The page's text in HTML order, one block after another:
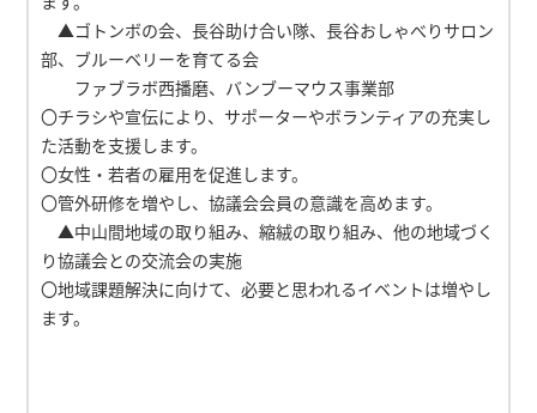
▲ゴトンボの会、長谷助け合い隊、長谷おしゃべりサロン
部、ブルーベリーを育てる会
ファブラボ西播磨、バンブーマウス事業部
〇チラシや宣伝により、サポーターやボランティアの充実し
た活動を支援します。
〇女性・若者の雇用を促進します。
〇管外研修を増やし、協議会会員の意識を高めます。
▲中山間地域の取り組み、縮絨の取り組み、他の地域づく
り協議会との交流会の実施
〇地域課題解決に向けて、必要と思われるイベントは増やし
ます。